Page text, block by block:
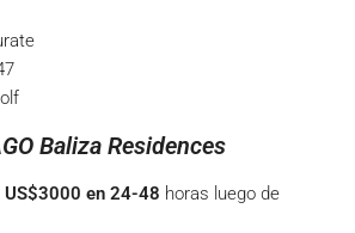
Baliza Residences
US$3000 en 24-48 horas luego de